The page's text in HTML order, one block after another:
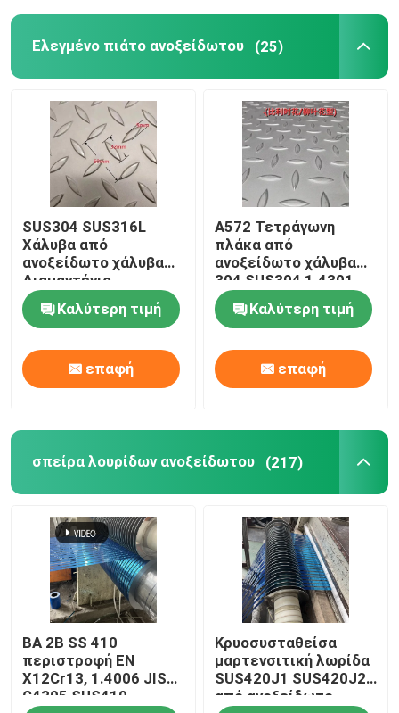
Ελεγμένο πιάτο ανοξείδωτου (25)
SUS304 SUS316L
Χάλυβα από
ανοξείδωτο χάλυβα
Διαμαντένιο
τετράγωνο φύλλο μη
ολίσθητο Εμφασμένο
φύλλο
3*1500*3000mm
Καλύτερη τιμή
επαφή
Α572 Τετράγωνη
πλάκα από
ανοξείδωτο χάλυβα
304 SUS304 1.4301
6mm 1220*2440mm
Τετράγωνη πλάκα
Καλύτερη τιμή
επαφή
σπείρα λουρίδων ανοξείδωτου (217)
BA 2B SS 410
περιστροφή EN
X12Cr13, 1.4006 JIS
G4305 SUS410
Κρυοσυσταθείσα
μαρτενσιτική λωρίδα
SUS420J1 SUS420J2
από ανοξείδωτο